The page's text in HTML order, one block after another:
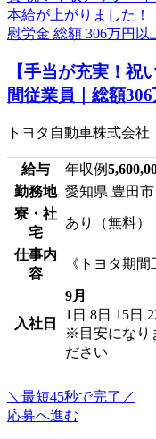
【手当が充実！祝
間従業員｜総額
トヨタ自動車株式会
給与 年収例
勤務地 愛知県 豊田市
寮・社
宅
あり（無料）
仕事内
容
《トヨタ期
入社日
9月
1日 8日 15日
※目安になり
ださい
＼最短45秒で完了／
応募へ進む